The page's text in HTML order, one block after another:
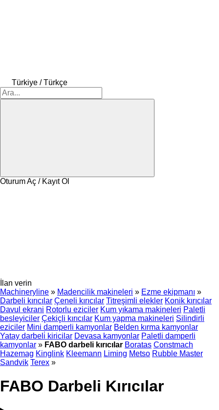
Türkiye / Türkçe
Oturum Aç / Kayıt Ol
İlan verin
Machineryline » Madencilik makineleri » Ezme ekipmanı »
Darbeli kırıcılar Çeneli kırıcılar Titreşimli elekler Konik kırıcılar
Davul ekrani Rotorlu eziciler Kum yıkama makineleri Paletli
besleyiciler Çekiçli kırıcılar Kum yapma makineleri Silindirli
eziciler Mini damperli kamyonlar Belden kırma kamyonlar
Yatay darbeli̇ kiricilar Devasa kamyonlar Paletli damperli
kamyonlar » FABO darbeli kırıcılar Boratas Constmach
Hazemag Kinglink Kleemann Liming Metso Rubble Master
Sandvik Terex »
FABO Darbeli Kırıcılar